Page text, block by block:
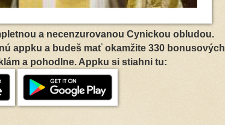
a necenzurovanou Cynickou obludou.
appku a budeš mať okamžite 330 bonusových
a pohodlne. Appku si stiahni tu: